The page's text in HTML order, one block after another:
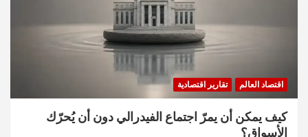
اقتصاد العالم تقارير اقتصادية
كيف يمكن أن يمرّ اجتماع الفيدرالي دون أن يُحرّك
الأسواق؟